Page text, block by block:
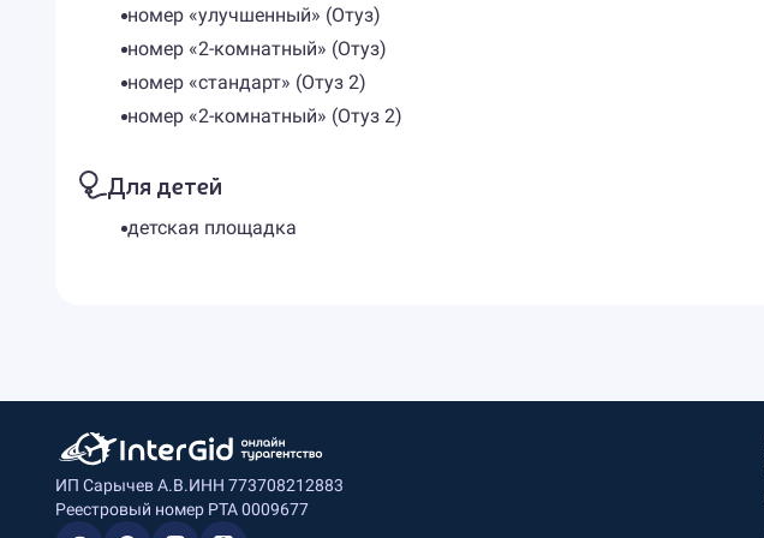
номер «улучшенный» (Отуз)
номер «2-комнатный» (Отуз)
номер «стандарт» (Отуз 2)
номер «2-комнатный» (Отуз 2)
Для детей
детская площадка
ИП Сарычев А.В.ИНН 773708212883
Реестровый номер РТА 0009677